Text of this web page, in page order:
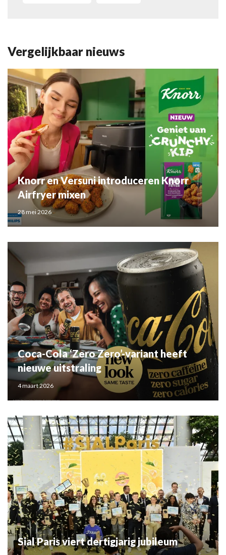
Vergelijkbaar nieuws
Knorr en Versuni introduceren Knorr
Airfryer mixen
28 mei 2026
Coca-Cola ‘Zero Zero’-variant heeft
nieuwe uitstraling
4 maart 2026
Sial Paris viert dertigjarig jubileum